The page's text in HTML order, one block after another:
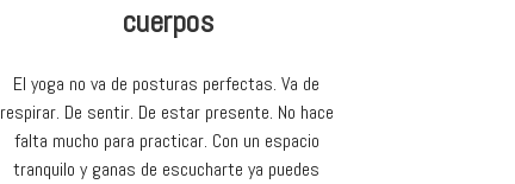
cuerpos
El yoga no va de posturas perfectas. Va de
respirar. De sentir. De estar presente. No hace
falta mucho para practicar. Con un espacio
tranquilo y ganas de escucharte ya puedes